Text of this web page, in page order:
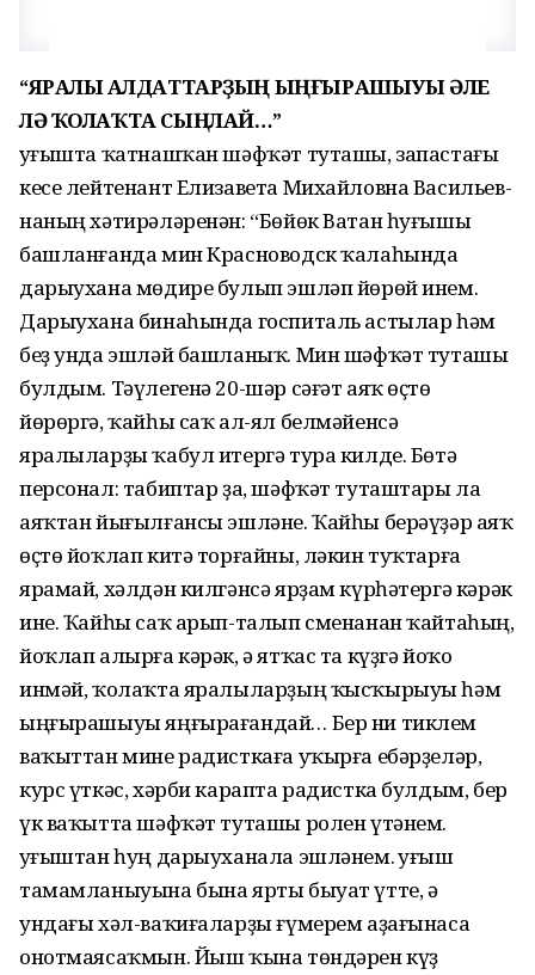
“ЯРАЛЫ ҺАЛДАТТАРҘЫҢ ЫҢҒЫРАШЫУЫ ӘЛЕ
ЛӘ ҠОЛАҠТА СЫҢЛАЙ…”
Һуғышта ҡатнашҡан шәфҡәт туташы, запастағы
кесе лейтенант Елизавета Михайловна Васильев-
наның хәтирәләренән: “Бөйөк Ватан һуғышы
башланғанда мин Красноводск ҡалаһында
дарыухана мөдире булып эшләп йөрөй инем.
Дарыухана бинаһында госпиталь астылар һәм
беҙ унда эшләй башланыҡ. Мин шәфҡәт туташы
булдым. Тәүлегенә 20-шәр сәғәт аяҡ өҫтө
йөрөргә, ҡайһы саҡ ал-ял белмәйенсә
яралыларҙы ҡабул итергә тура килде. Бөтә
персонал: табиптар ҙа, шәфҡәт туташтары ла
аяҡтан йығылғансы эшләне. Ҡайһы берәүҙәр аяҡ
өҫтө йоҡлап китә торғайны, ләкин туҡтарға
ярамай, хәлдән килгәнсә ярҙам күрһәтергә кәрәк
ине. Ҡайһы саҡ арып-талып сменанан ҡайтаһың,
йоҡлап алырға кәрәк, ә ятҡас та күҙгә йоҡо
инмәй, ҡолаҡта яралыларҙың ҡысҡырыуы һәм
ыңғырашыуы яңғырағандай… Бер ни тиклем
ваҡыттан мине радисткаға уҡырға ебәрҙеләр,
курс үткәс, хәрби карапта радистка булдым, бер
үк ваҡытта шәфҡәт туташы ролен үтәнем.
Һуғыштан һуң дарыуханала эшләнем. Һуғыш
тамамланыуына бына ярты быуат үтте, ә
ундағы хәл-ваҡиғаларҙы ғүмерем аҙағынаса
онотмаясаҡмын. Йыш ҡына төндәрен күҙ